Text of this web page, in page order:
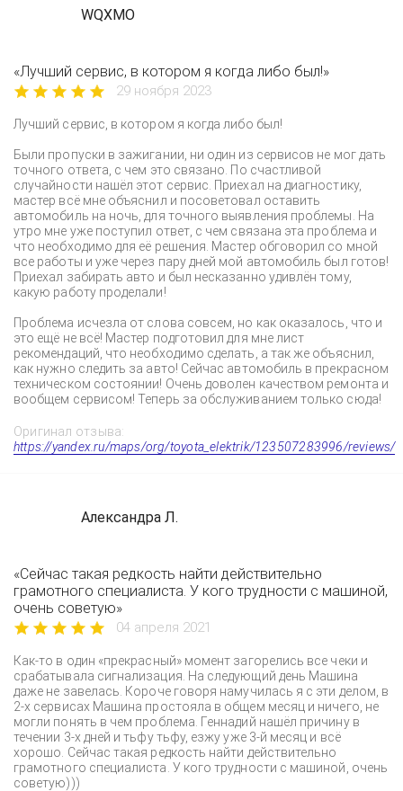
WQXMO
«Лучший сервис, в котором я когда либо был!»
29 ноября 2023
Лучший сервис, в котором я когда либо был!
Были пропуски в зажигании, ни один из сервисов не мог дать
точного ответа, с чем это связано. По счастливой
случайности нашёл этот сервис. Приехал на диагностику,
мастер всё мне объяснил и посоветовал оставить
автомобиль на ночь, для точного выявления проблемы. На
утро мне уже поступил ответ, с чем связана эта проблема и
что необходимо для её решения. Мастер обговорил со мной
все работы и уже через пару дней мой автомобиль был готов!
Приехал забирать авто и был несказанно удивлён тому,
какую работу проделали!
Проблема исчезла от слова совсем, но как оказалось, что и
это ещё не всё! Мастер подготовил для мне лист
рекомендаций, что необходимо сделать, а так же объяснил,
как нужно следить за авто! Сейчас автомобиль в прекрасном
техническом состоянии! Очень доволен качеством ремонта и
вообщем сервисом! Теперь за обслуживанием только сюда!
Оригинал отзыва:
https://yandex.ru/maps/org/toyota_elektrik/123507283996/reviews/
Александра Л.
«Сейчас такая редкость найти действительно
грамотного специалиста. У кого трудности с машиной,
очень советую»
04 апреля 2021
Как-то в один «прекрасный» момент загорелись все чеки и
срабатывала сигнализация. На следующий день Машина
даже не завелась. Короче говоря намучилась я с эти делом, в
2-х сервисах Машина простояла в общем месяц и ничего, не
могли понять в чем проблема. Геннадий нашёл причину в
течении 3-х дней и тьфу тьфу, езжу уже 3-й месяц и всё
хорошо. Сейчас такая редкость найти действительно
грамотного специалиста. У кого трудности с машиной, очень
советую)))